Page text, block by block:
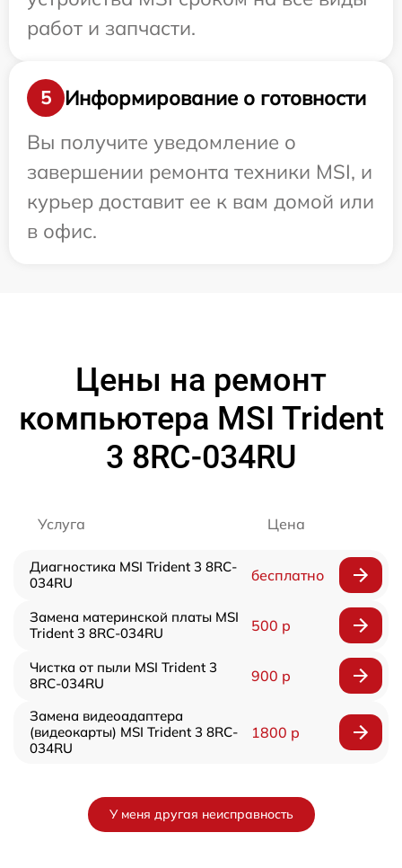
работ и запчасти.
5
Информирование о готовности
Вы получите уведомление о
завершении ремонта техники MSI, и
курьер доставит ее к вам домой или
в офис.
Цены на ремонт
компьютера MSI Trident
3 8RC-034RU
Услуга Цена
Диагностика MSI Trident 3 8RC-
034RU
бесплатно
Замена материнской платы MSI
Trident 3 8RC-034RU
500 р
Чистка от пыли MSI Trident 3
8RC-034RU
900 р
Замена видеоадаптера
(видеокарты) MSI Trident 3 8RC-
034RU
1800 р
У меня другая неисправность